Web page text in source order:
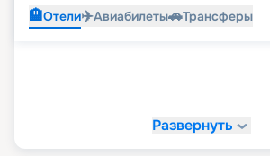
🏨Отели✈️Авиабилеты🚗Трансферы
Развернуть